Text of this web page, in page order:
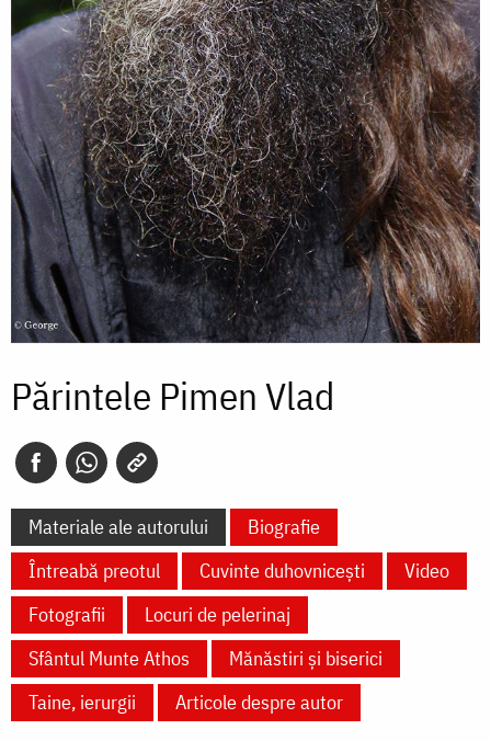
Părintele Pimen Vlad
Materiale ale autorului
Biografie
Întreabă preotul
Cuvinte duhovnicești
Video
Fotografii
Locuri de pelerinaj
Sfântul Munte Athos
Mănăstiri și biserici
Taine, ierurgii
Articole despre autor